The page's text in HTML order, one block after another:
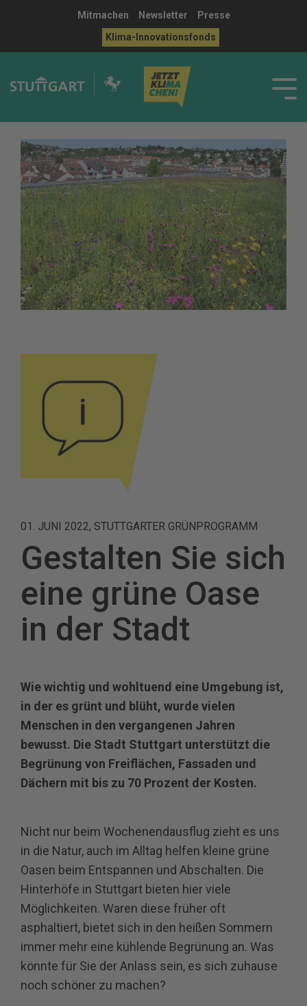
Mitmachen Newsletter
Presse
Klima-Innovationsfonds
01. JUNI 2022, STUTTGARTER GRÜNPROGRAMM
Gestalten Sie sich
eine grüne Oase
in der Stadt
Wie wichtig und wohltuend eine Umgebung ist,
in der es grünt und blüht, wurde vielen
Menschen in den vergangenen Jahren
bewusst. Die Stadt Stuttgart unterstützt die
Begrünung von Freiflächen, Fassaden und
Dächern mit bis zu 70 Prozent der Kosten.
Nicht nur beim Wochenendausflug zieht es uns
in die Natur, auch im Alltag helfen kleine grüne
Oasen beim Entspannen und Abschalten. Die
Hinterhöfe in Stuttgart bieten hier viele
Möglichkeiten. Waren diese früher oft
asphaltiert, bietet sich in den heißen Sommern
immer mehr eine kühlende Begrünung an. Was
könnte für Sie der Anlass sein, es sich zuhause
noch schöner zu machen?